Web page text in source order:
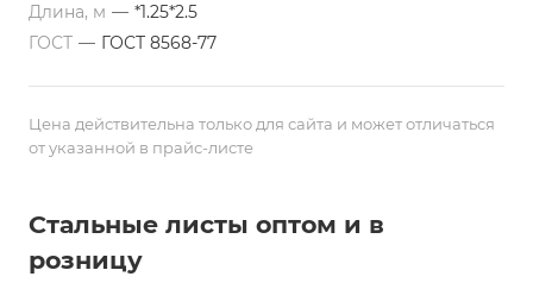
Длина, м — *1.25*2.5
ГОСТ — ГОСТ 8568-77
Цена действительна только для сайта и может отличаться
от указанной в прайс-листе
Стальные листы оптом и в
розницу